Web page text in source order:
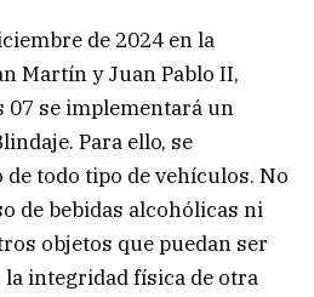
de 2024 en la
Martín y Juan Pablo II,
07 se implementará un
Para ello, se
todo tipo de vehículos. No
de bebidas alcohólicas ni
objetos que puedan ser
integridad física de otra